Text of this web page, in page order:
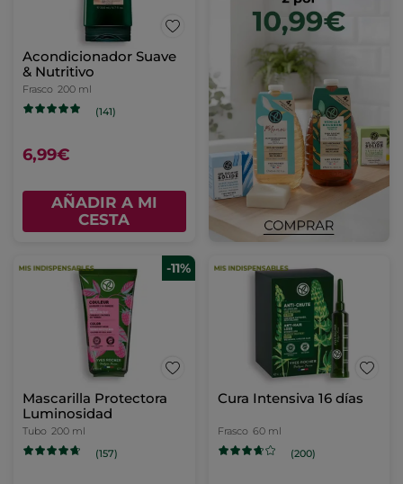
Acondicionador Suave
& Nutritivo
Frasco 200 ml
(141)
6,99€
AÑADIR A MI
CESTA
-11%
Mascarilla Protectora
Luminosidad
Tubo 200 ml
(157)
Cura Intensiva 16 días
Frasco 60 ml
(200)